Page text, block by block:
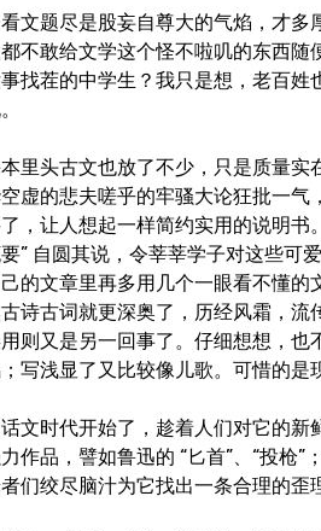
文题尽是股妄自尊大的气焰，才多
不敢给文学这个怪不啦叽的东西
找茬的中学生？我只是想，老百姓
里头古文也放了不少，只是质量
虚的悲夫嗟乎的牢骚大论狂批一
，让人想起一样简约实用的说明书
” 自圆其说，令莘莘学子对这些可
的文章里再多用几个一眼看不懂
诗古词就更深奥了，历经风霜，
则又是另一回事了。仔细想想，
写浅显了又比较像儿歌。可惜的是
文时代开始了，趁着人们对它的
作品，譬如鲁迅的 “匕首”、“投枪
们绞尽脑汁为它找出一条合理的歪